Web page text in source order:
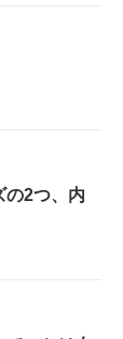
の2つ、内